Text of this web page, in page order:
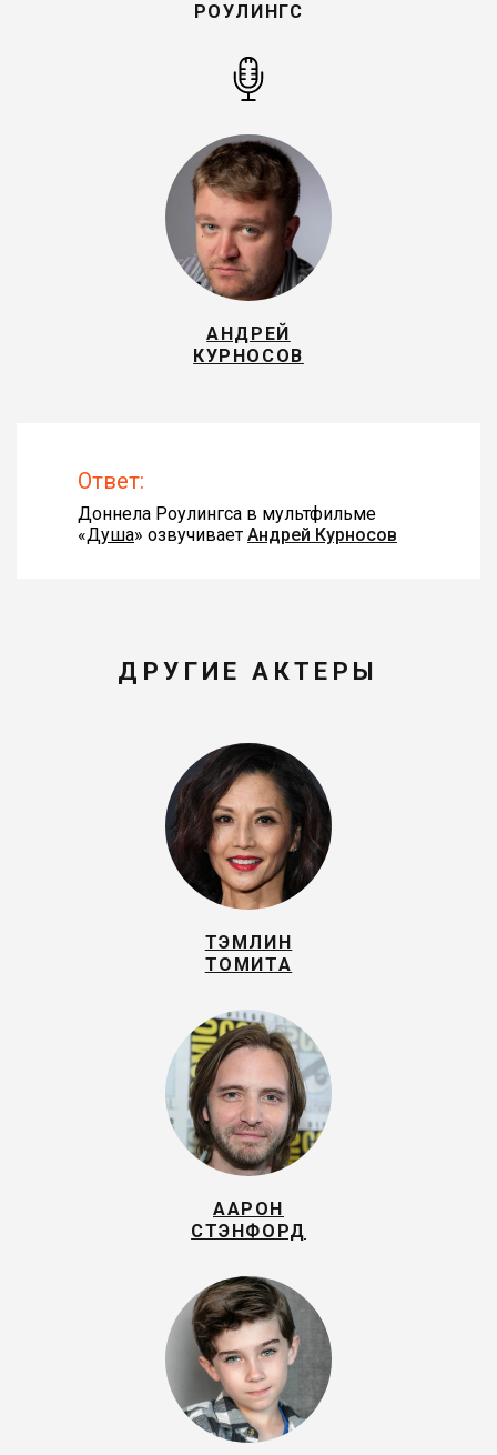
РОУЛИНГС
АНДРЕЙ
КУРНОСОВ
Ответ:
Доннела Роулингса в мультфильме
«Душа» озвучивает Андрей Курносов
ДРУГИЕ АКТЕРЫ
ТЭМЛИН
ТОМИТА
ААРОН
СТЭНФОРД